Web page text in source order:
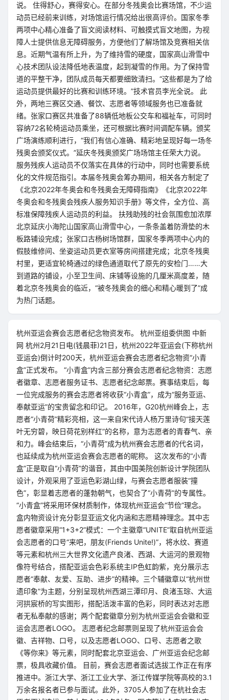
说。 住得舒心，赛得安心。在部分冬残奥会比赛场馆，不少运
动员已经前来训练，对场馆运行情况给出很高评价。国家冬季
两项中心精心准备了盲文阅读材料、可触摸式盲文地图，为视
障人士提供信息无障碍服务，方便他们了解场馆及竞赛相关信
息。近期气温有所上升，为了维持雪的硬度，国家高山滑雪中
心技术团队设法降低地表温度，起到凝雪的作用。为了保持雪
道的平整干净，团队成员每天都要细致清扫。“这些都是为了给
运动员提供最好的比赛和训练环境。”技术官员李光全说。 此
外，两地三赛区交通、餐饮、志愿者等领域服务也已准备就
绪。张家口赛区共准备了88辆低地板公交车和福祉车，可同时
容纳72名轮椅运动员乘坐，还可根据比赛时间调配车辆。颁奖
广场演练顺利进行，“我们有信心准确、精彩地呈现好每一场冬
残奥会颁奖仪式。”延庆冬残奥颁奖广场场馆主任荣大力说。
服务残疾人运动员不仅落实在具体的行动中，同时也需要系统
化的文件规范指引。本届冬残奥会筹办期间，相关各方制定了
《北京2022年冬奥会和冬残奥会无障碍指南》《北京2022年
冬奥会和冬残奥会残疾人服务知识手册》等文件，全方位、高
标准保障残疾人运动员的利益。 扶残助残的社会氛围愈加浓厚
北京延庆小海陀山国家高山滑雪中心，一条条盖着防滑垫的木
板路铺设完成；张家口古杨树场馆群，国家冬季两项中心内的
假肢维修间、坐姿运动员更衣室等房间搭建完成；北京冬残奥
村里，更适宜轮椅通过的绿色通道取代了原先的安检门……大
到道路的铺设，小至卫生间、床铺等设施的几厘米高度差，随
着北京冬残奥会的临近，“被冬残奥会的细心和精心暖到了”成
为热门话题。
杭州亚运会赛会志愿者纪念物资发布。 杭州亚组委供图 中新
网 杭州2月21日电(钱晨菲)21日，杭州2022年亚运会(下称杭州
亚运会)倒计时200天，杭州亚运会赛会志愿者纪念物资“小青
盒”正式发布。 “小青盒”内含三部分赛会志愿者纪念物资：志愿
者徽章、志愿者服务证书、志愿者纪念邮票。赛事结束后，每
一位完成服务的赛会志愿者将收获“小青盒”，成为“服务亚运、
奉献亚运”的宝贵留念和印记。 2016年，G20杭州峰会上，志
愿者“小青荷”精彩亮相，这一来自宋代诗人杨万里诗句“接天莲
叶无穷碧，映日荷花别样红”的名称，意为志愿者的青春气、亲
和力。峰会结束后，“小青荷”成为杭州赛会志愿者的代名词，
也延续成为杭州亚运会赛会志愿者的昵称。 这次发布的“小青
盒”正是取自“小青荷”的谐音，其由中国美院创新设计学院团队
设计，外观采用了亚运色彩湖山绿，与赛会志愿者服装“撞
色”，彰显着志愿者的蓬勃朝气，也契合了“小青荷”的专属性。
“小青盒”将采用环保材质制作，体现杭州亚运会“节俭”理念。
盒内物资设计充分彰显亚运文化内涵和志愿精神理念。其中志
愿者徽章采用“1+3+2”模式：一个主徽章“UNITE”取自杭州亚运
会志愿者的口号“来吧，朋友(Friends Unite!)”，将水纹、赛道
等元素和杭州三大世界文化遗产良渚、西湖、大运河的景观物
像符号结合，搭配亚运会色彩系统主IP色虹韵紫，充分展示志
愿者“奉献、友爱、互助、进步”的精神。三个辅徽章以“杭州世
遗印象”为主题，分别呈现杭州西湖三潭印月、良渚玉琮、大运
河拱宸桥的写实图形，搭配活泼丰富的色彩，同时表达对志愿
者无私奉献的感谢；两个配套徽章分别为杭州亚运会会徽和亚
运会志愿者LOGO。 志愿者纪念邮票则呈现了杭州亚运会会
徽、吉祥物、口号，以及志愿者LOGO、口号、志愿者之歌
《等你来》等元素，同时配套北京亚运会、广州亚运会纪念邮
票，极具收藏价值。 目前，赛会志愿者面试选拔工作正在有序
推进中。浙江大学、浙江工业大学、浙江传媒学院等高校的3.1
万余名报名者已参与面试。此外，3705人参加了在杭社会志